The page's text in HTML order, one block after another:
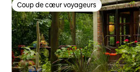
Coup de cœur voyageurs
Coup de cœur voyageurs